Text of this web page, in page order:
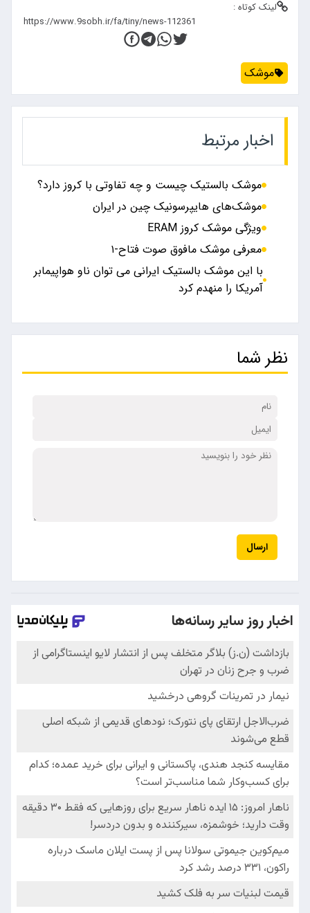
لینک کوتاه :
موشک
اخبار مرتبط
موشک بالستیک چیست و چه تفاوتی با کروز دارد؟
موشک‌های هایپرسونیک چین در ایران
ویژگی موشک کروز ERAM
معرفی موشک مافوق صوت فتاح-۱
با این موشک بالستیک ایرانی می توان ناو هواپیمابر
آمریکا را منهدم کرد
نظر شما
ارسال